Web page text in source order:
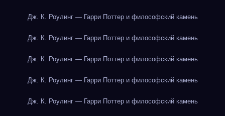
Дж. К. Роулинг — Гарри Поттер и философский камень
Дж. К. Роулинг — Гарри Поттер и философский камень
Дж. К. Роулинг — Гарри Поттер и философский камень
Дж. К. Роулинг — Гарри Поттер и философский камень
Дж. К. Роулинг — Гарри Поттер и философский камень